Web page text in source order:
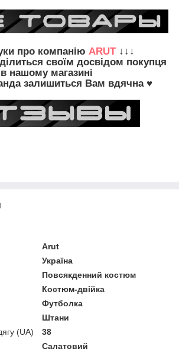
про компанію ARUT↓↓↓
своїм досвідом покупця
в нашому магазині
залишиться Вам вдячна ♥
Arut
Україна
Повсякденний костюм
Костюм-двійка
Футболка
Штани
(UA)
38
Салатовий